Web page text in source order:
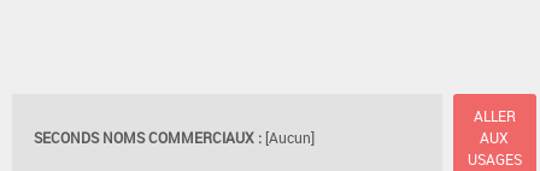
SECONDS NOMS COMMERCIAUX : [Aucun]
ALLER
AUX
USAGES